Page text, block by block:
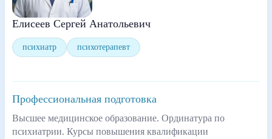
Елисеев Сергей Анатольевич
психиатр психотерапевт
Профессиональная подготовка
Высшее медицинское образование. Ординатура по
психиатрии. Курсы повышения квалификации